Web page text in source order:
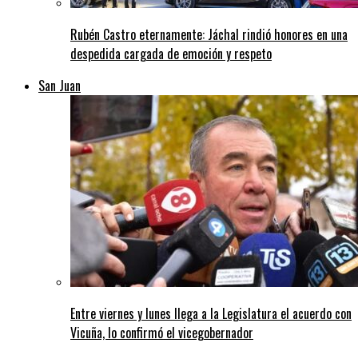
Rubén Castro eternamente: Jáchal rindió honores en una
despedida cargada de emoción y respeto
San Juan
Entre viernes y lunes llega a la Legislatura el acuerdo con
Vicuña, lo confirmó el vicegobernador